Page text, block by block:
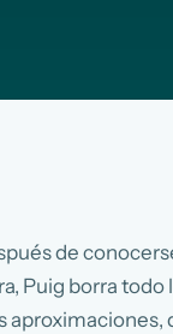
de
Puig borra todo